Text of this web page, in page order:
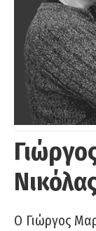
Ο Γιώργος